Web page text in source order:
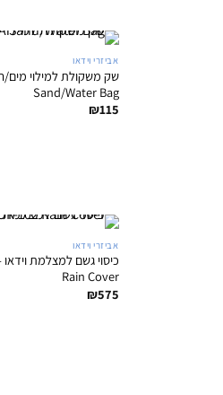
אביזרי וידאו
Sand/Water Bag
₪115
אביזרי וידאו
Rain Cover
₪575